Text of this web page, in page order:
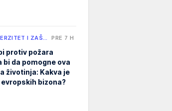
I ZAŠ… PRE 7 H
protiv požara
bi da pomogne ova
životinja: Kakva je
bizona?